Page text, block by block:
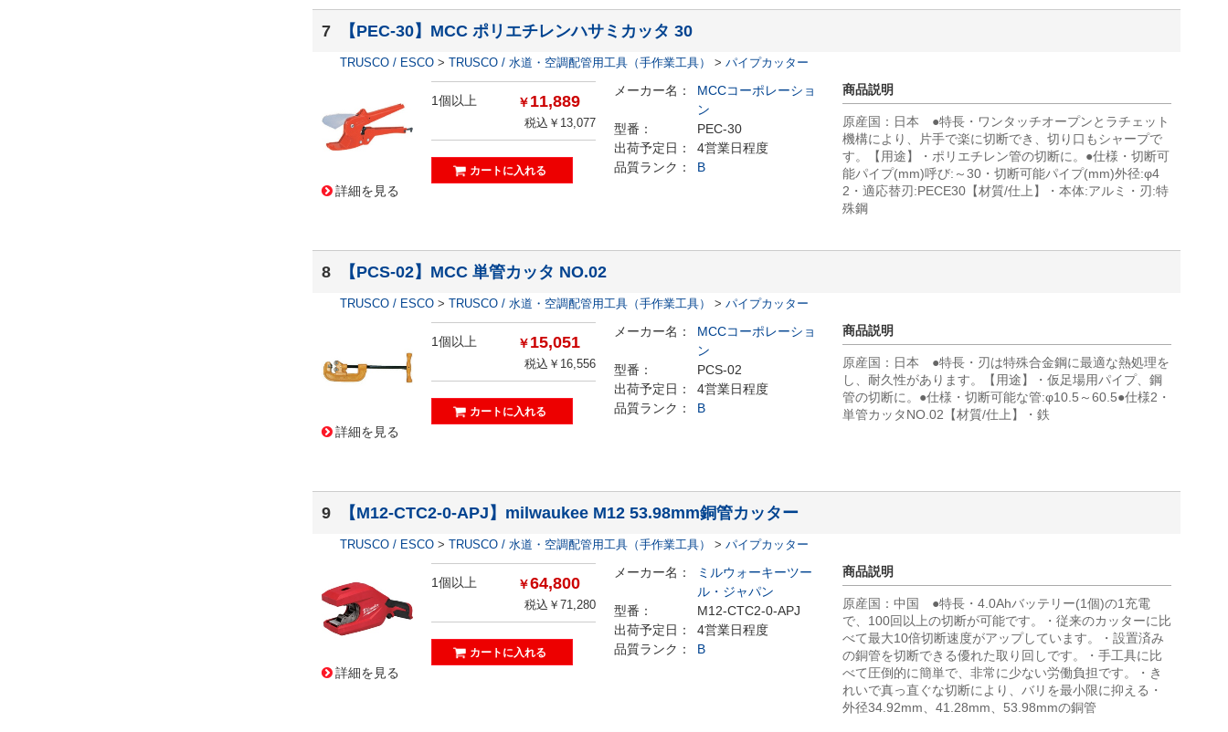
7 【PEC-30】MCC ポリエチレンハサミカッタ 30
TRUSCO / ESCO > TRUSCO / 水道・空調配管用工具（手作業工具） > パイプカッター
詳細を見る
1個以上 ￥11,889
税込￥13,077
メーカー名：
MCCコーポレーショ
ン
型番：
PEC-30
出荷予定日：
4営業日程度
品質ランク：
B
商品説明
原産国：日本 ●特長・ワンタッチオープンとラチェット
機構により、片手で楽に切断でき、切り口もシャープで
す。【用途】・ポリエチレン管の切断に。●仕様・切断可
能パイプ(mm)呼び:～30・切断可能パイプ(mm)外径:φ4
2・適応替刃:PECE30【材質/仕上】・本体:アルミ・刃:特
殊鋼
8 【PCS-02】MCC 単管カッタ NO.02
TRUSCO / ESCO > TRUSCO / 水道・空調配管用工具（手作業工具） > パイプカッター
詳細を見る
1個以上 ￥15,051
税込￥16,556
メーカー名：
MCCコーポレーショ
ン
型番：
PCS-02
出荷予定日：
4営業日程度
品質ランク：
B
商品説明
原産国：日本 ●特長・刃は特殊合金鋼に最適な熱処理を
し、耐久性があります。【用途】・仮足場用パイプ、鋼
管の切断に。●仕様・切断可能な管:φ10.5～60.5●仕様2・
単管カッタNO.02【材質/仕上】・鉄
9 【M12-CTC2-0-APJ】milwaukee M12 53.98mm銅管カッター
TRUSCO / ESCO > TRUSCO / 水道・空調配管用工具（手作業工具） > パイプカッター
詳細を見る
1個以上 ￥64,800
税込￥71,280
メーカー名：
ミルウォーキーツー
ル・ジャパン
型番：
M12-CTC2-0-APJ
出荷予定日：
4営業日程度
品質ランク：
B
商品説明
原産国：中国 ●特長・4.0Ahバッテリー(1個)の1充電
で、100回以上の切断が可能です。・従来のカッターに比
べて最大10倍切断速度がアップしています。・設置済み
の銅管を切断できる優れた取り回しです。・手工具に比
べて圧倒的に簡単で、非常に少ない労働負担です。・き
れいで真っ直ぐな切断により、バリを最小限に抑える・
外径34.92mm、41.28mm、53.98mmの銅管